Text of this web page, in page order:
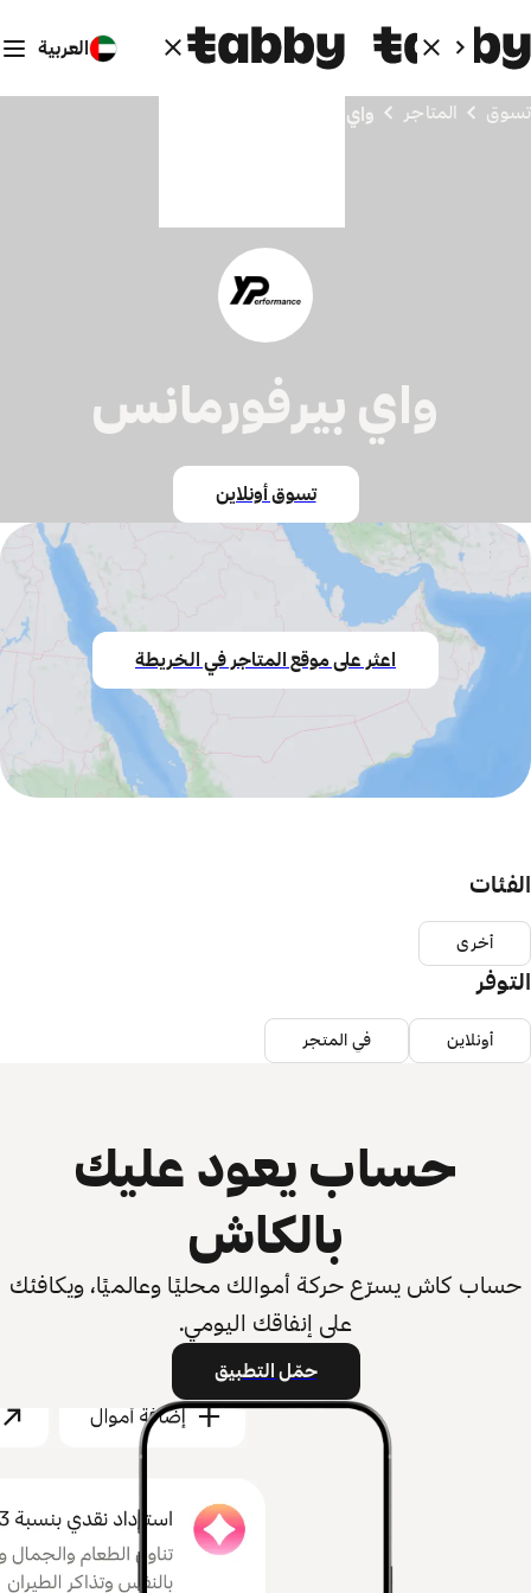
العربية
تسوق المتاجر واي بيرفورمانس
واي بيرفورمانس
تسوق أونلاين
اعثر على موقع المتاجر في الخريطة
الفئات
أخرى
التوفر
أونلاين في المتجر
حساب يعود عليك
بالكاش
حساب كاش يسرّع حركة أموالك محليًا وعالميًا، ويكافئك
على إنفاقك اليومي.
حمّل التطبيق